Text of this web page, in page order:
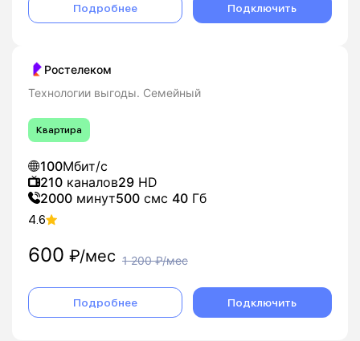
Подробнее Подключить
Ростелеком
Технологии выгоды. Семейный
Квартира
100Мбит/с
210 каналов29 HD
2000 минут500 смс 40 Гб
4.6
600 ₽/мес 1 200₽/мес
Подробнее Подключить